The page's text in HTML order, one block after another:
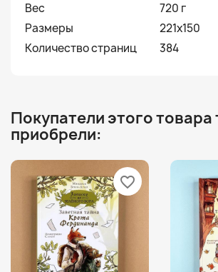
Вес
720 г
Размеры
221x150
Количество страниц
384
Покупатели этого товара
приобрели:
favorite_border